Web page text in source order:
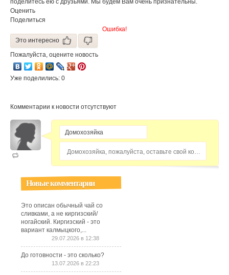
поделитесь ею с друзьями. Мы будем Вам очень признательны.
Оценить
Поделиться
Ошибка!
Это интересно
Пожалуйста, оцените новость
Уже поделились: 0
Комментарии к новости отсутствуют
Домохозяйка, пожалуйста, оставьте свой комментарий...
Новые комментарии
Это описан обычный чай со
сливками, а не киргизский/
ногайский. Киргизский - это
вариант калмыцкого,...
29.07.2026 в 12:38
До готовности - это сколько?
13.07.2026 в 22:23